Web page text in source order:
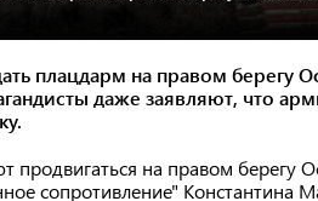
плацдарм на правом берегу
даже заявляют, что
на правом берегу
сопротивление" Константина